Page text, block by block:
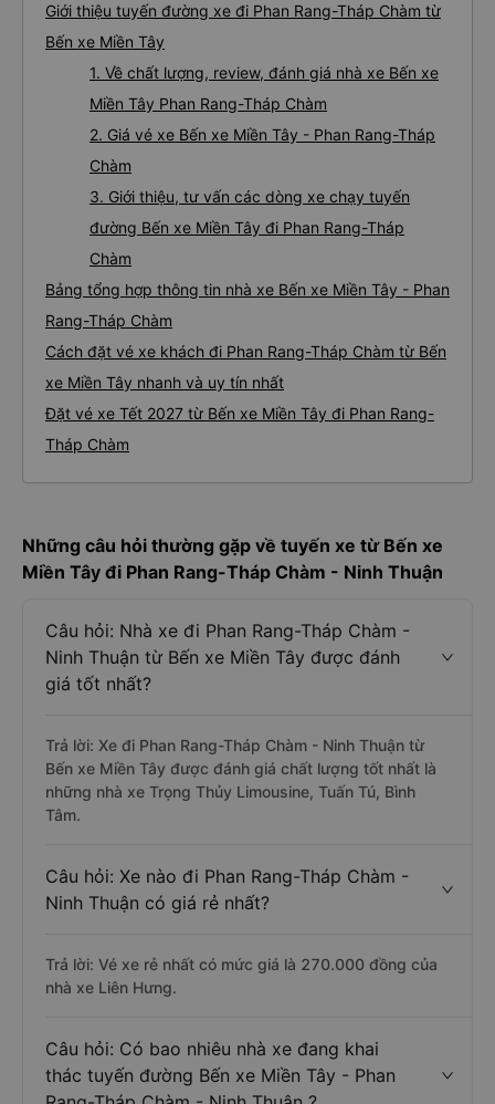
Giới thiệu tuyến đường xe đi Phan Rang-Tháp Chàm từ
Bến xe Miền Tây
1. Về chất lượng, review, đánh giá nhà xe Bến xe
Miền Tây Phan Rang-Tháp Chàm
2. Giá vé xe Bến xe Miền Tây - Phan Rang-Tháp
Chàm
3. Giới thiệu, tư vấn các dòng xe chạy tuyến
đường Bến xe Miền Tây đi Phan Rang-Tháp
Chàm
Bảng tổng hợp thông tin nhà xe Bến xe Miền Tây - Phan
Rang-Tháp Chàm
Cách đặt vé xe khách đi Phan Rang-Tháp Chàm từ Bến
xe Miền Tây nhanh và uy tín nhất
Đặt vé xe Tết 2027 từ Bến xe Miền Tây đi Phan Rang-
Tháp Chàm
Những câu hỏi thường gặp về tuyến xe từ Bến xe
Miền Tây đi Phan Rang-Tháp Chàm - Ninh Thuận
Câu hỏi: Nhà xe đi Phan Rang-Tháp Chàm -
Ninh Thuận từ Bến xe Miền Tây được đánh
giá tốt nhất?
Trả lời: Xe đi Phan Rang-Tháp Chàm - Ninh Thuận từ
Bến xe Miền Tây được đánh giá chất lượng tốt nhất là
những nhà xe Trọng Thủy Limousine, Tuấn Tú, Bình
Tâm.
Câu hỏi: Xe nào đi Phan Rang-Tháp Chàm -
Ninh Thuận có giá rẻ nhất?
Trả lời: Vé xe rẻ nhất có mức giá là 270.000 đồng của
nhà xe Liên Hưng.
Câu hỏi: Có bao nhiêu nhà xe đang khai
thác tuyến đường Bến xe Miền Tây - Phan